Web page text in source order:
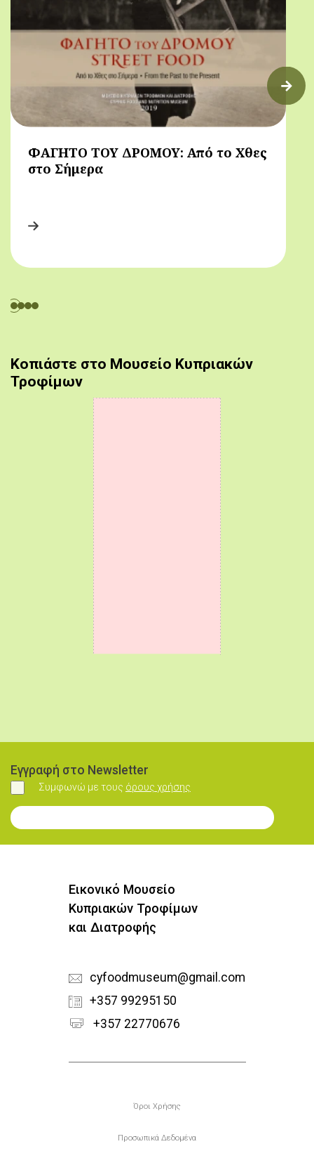
ΦΑΓΗΤΟ ΤΟΥ ΔΡΟΜΟΥ: Από το Χθες
στο Σήμερα
Κοπιάστε στο Μουσείο Κυπριακών
Τροφίμων
Εγγραφή στο Newsletter
Συμφωνώ
Συμφωνώ με τους όρους χρήσης
Εγγραφή στο Newsletter
Εικονικό Μουσείο
Κυπριακών Τροφίμων
και Διατροφής
cyfoodmuseum@gmail.com
+357 99295150
+357 22770676
Υποσέλιδο
Όροι Χρήσης
Προσωπικά Δεδομένα